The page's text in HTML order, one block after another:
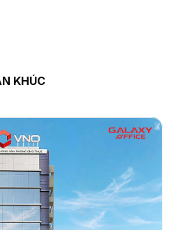
KHÚC